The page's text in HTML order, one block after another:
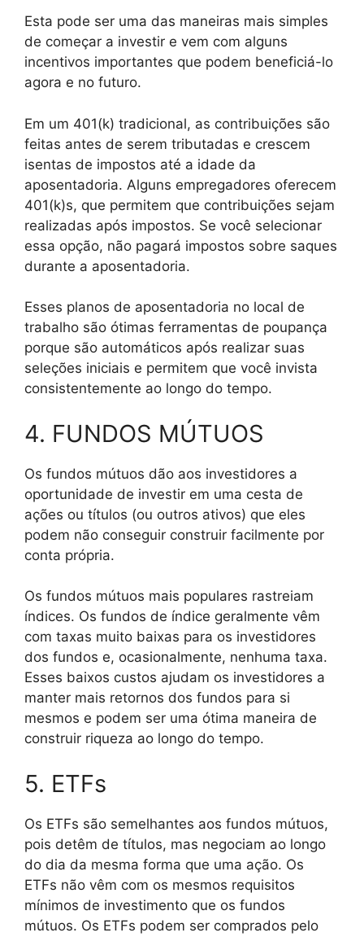
Esta pode ser uma das maneiras mais simples
de começar a investir e vem com alguns
incentivos importantes que podem beneficiá-lo
agora e no futuro.
Em um 401(k) tradicional, as contribuições são
feitas antes de serem tributadas e crescem
isentas de impostos até a idade da
aposentadoria. Alguns empregadores oferecem
401(k)s, que permitem que contribuições sejam
realizadas após impostos. Se você selecionar
essa opção, não pagará impostos sobre saques
durante a aposentadoria.
Esses planos de aposentadoria no local de
trabalho são ótimas ferramentas de poupança
porque são automáticos após realizar suas
seleções iniciais e permitem que você invista
consistentemente ao longo do tempo.
4. FUNDOS MÚTUOS
Os fundos mútuos dão aos investidores a
oportunidade de investir em uma cesta de
ações ou títulos (ou outros ativos) que eles
podem não conseguir construir facilmente por
conta própria.
Os fundos mútuos mais populares rastreiam
índices. Os fundos de índice geralmente vêm
com taxas muito baixas para os investidores
dos fundos e, ocasionalmente, nenhuma taxa.
Esses baixos custos ajudam os investidores a
manter mais retornos dos fundos para si
mesmos e podem ser uma ótima maneira de
construir riqueza ao longo do tempo.
5. ETFs
Os ETFs são semelhantes aos fundos mútuos,
pois detêm de títulos, mas negociam ao longo
do dia da mesma forma que uma ação. Os
ETFs não vêm com os mesmos requisitos
mínimos de investimento que os fundos
mútuos. Os ETFs podem ser comprados pelo